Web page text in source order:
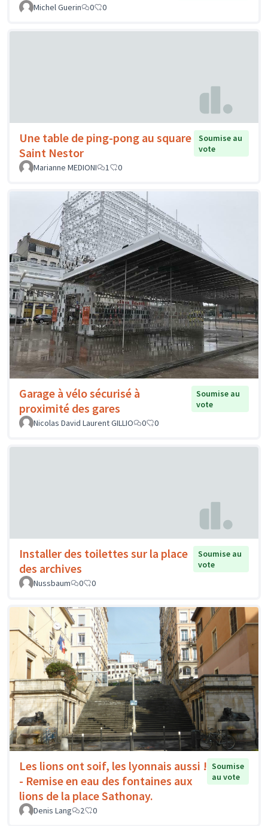
Michel Guerin
0 0
Une table de ping-pong au square
Saint Nestor
Soumise au
vote
Marianne MEDIONI
1 0
Garage à vélo sécurisé à
proximité des gares
Soumise au
vote
Nicolas David Laurent GILLIO
0 0
Installer des toilettes sur la place
des archives
Soumise au
vote
Nussbaum
0 0
Les lions ont soif, les lyonnais aussi !
- Remise en eau des fontaines aux
lions de la place Sathonay.
Soumise
au vote
Denis Lang 2 0